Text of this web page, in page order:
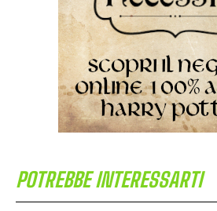
POTREBBE INTERESSARTI